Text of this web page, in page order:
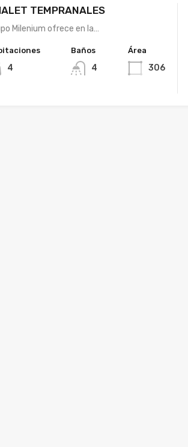
TEMPRANALES
Milenium ofrece en la…
4
Baños
4
Área
306